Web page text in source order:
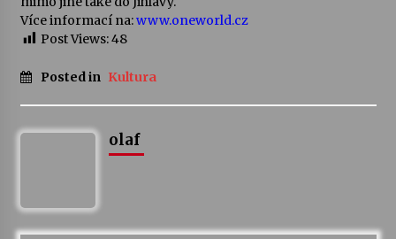
Více informací na:www.oneworld.cz
Post Views:48
Posted in Kultura
olaf